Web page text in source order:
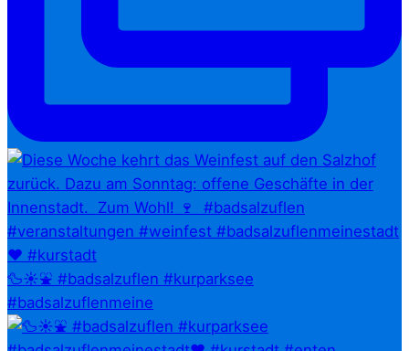
🦆☀️⛲ #badsalzuflen #kurparksee
#badsalzuflenmeine